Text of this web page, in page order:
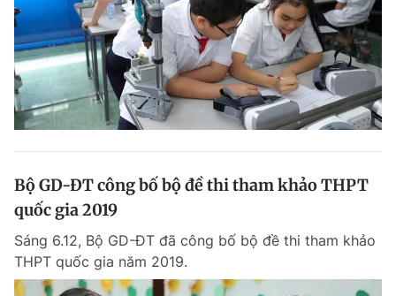
Bộ GD-ĐT công bố bộ đề thi tham khảo THPT
quốc gia 2019
Sáng 6.12, Bộ GD-ĐT đã công bố bộ đề thi tham khảo
THPT quốc gia năm 2019.